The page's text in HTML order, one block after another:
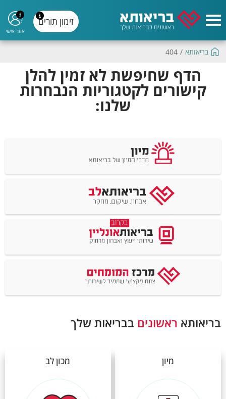
זימון תורים
אזור אישי
בריאותא /
404
הדף שחיפשת לא זמין להלן
קישורים לקטגוריות הנבחרות
שלנו:
בריאותא ראשונים בבריאות שלך
מיון מכון לב